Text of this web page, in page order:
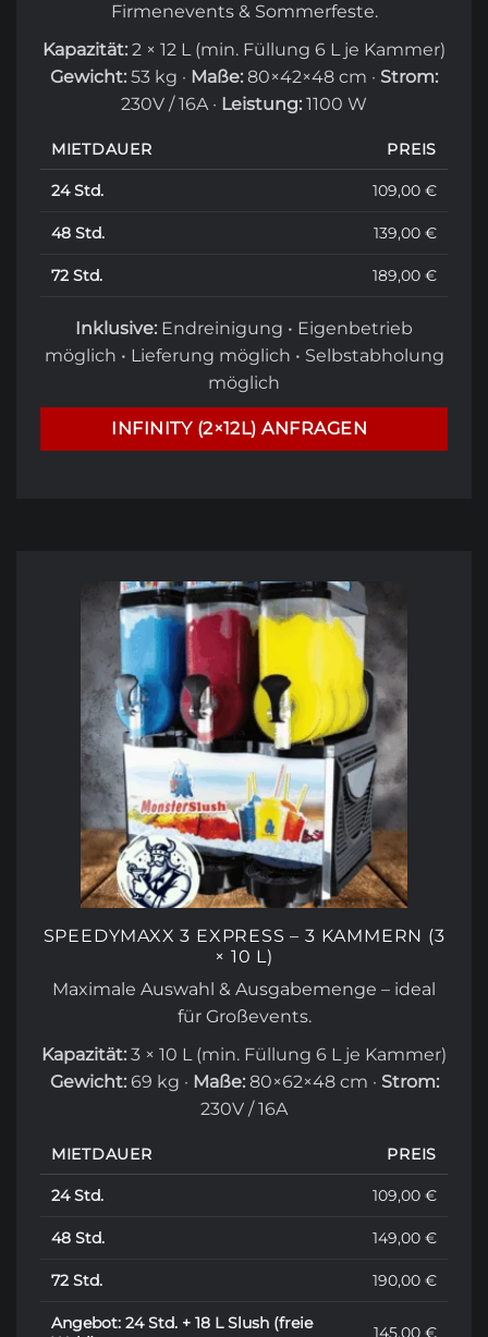
Firmenevents & Sommerfeste.
Kapazität: 2 × 12 L (min. Füllung 6 L je Kammer)
Gewicht: 53 kg · Maße: 80×42×48 cm · Strom:
230V / 16A · Leistung: 1100 W
MIETDAUER PREIS
24 Std. 109,00 €
48 Std. 139,00 €
72 Std. 189,00 €
Inklusive: Endreinigung • Eigenbetrieb
möglich • Lieferung möglich • Selbstabholung
möglich
INFINITY (2×12L) ANFRAGEN
SPEEDYMAXX 3 EXPRESS – 3 KAMMERN (3
× 10 L)
Maximale Auswahl & Ausgabemenge – ideal
für Großevents.
Kapazität: 3 × 10 L (min. Füllung 6 L je Kammer)
Gewicht:69 kg · Maße:80×62×48 cm · Strom:
230V / 16A
MIETDAUER PREIS
24 Std. 109,00 €
48 Std. 149,00 €
72 Std. 190,00 €
Angebot: 24 Std. + 18 L Slush (freie
145,00 €